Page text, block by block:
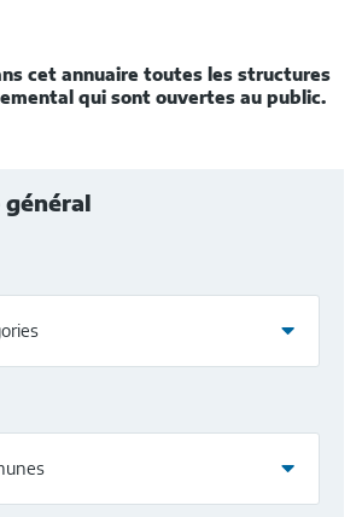
cet annuaire toutes les structures
qui sont ouvertes au public.